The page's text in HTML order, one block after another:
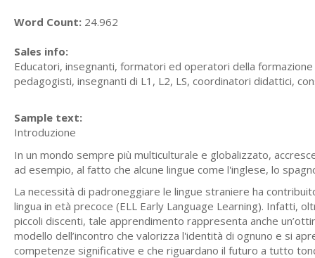
Word Count: 24.962
Sales info:
Educatori, insegnanti, formatori ed operatori della
pedagogisti, insegnanti di L1, L2, LS, coordinatori didattici,
Sample text:
Introduzione
In un mondo sempre più multiculturale e globalizzato,
ad esempio, al fatto che alcune lingue come l'inglese, lo
La necessità di padroneggiare le lingue straniere ha
lingua in età precoce (ELL Early Language Learning).
piccoli discenti, tale apprendimento rappresenta anche
modello dell’incontro che valorizza l'identità di ognuno e si
competenze significative e che riguardano il futuro a tutto